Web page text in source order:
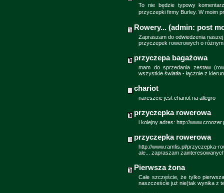
To nie będzie typowy
przyczepki firmy Burley. W moim
Rowery... (admin: post
Zapraszam do odwiedzenia
przyczepek rowerowych o
przyczepa bagażowa
mam do sprzedania zestaw
wszystkie światła - łącznie z
chariot
nareszcie jest chariot na allegro
przyczepka rowerowa
i kolejny adres: http://
przyczepka rowerowa
http://www.ramfis.pl/
ale... zapraszam
Pierwsza żona
Całe szczęście, że tylko
naszczeście już nie(tak wynika z